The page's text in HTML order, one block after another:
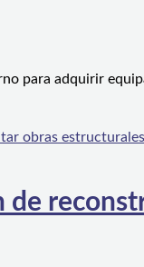
para adquirir